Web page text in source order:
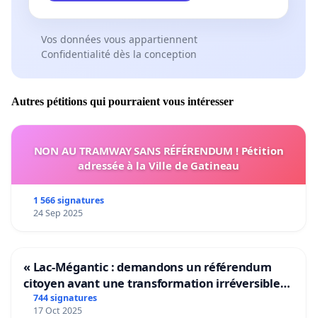
Vos données vous appartiennent
Confidentialité dès la conception
Autres pétitions qui pourraient vous intéresser
NON AU TRAMWAY SANS RÉFÉRENDUM ! Pétition
adressée à la Ville de Gatineau
1 566 signatures
24 Sep 2025
« Lac-Mégantic : demandons un référendum
citoyen avant une transformation irréversible
de notre territoire »
744 signatures
17 Oct 2025